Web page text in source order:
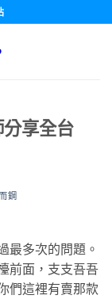
享全台
鋼
最多次的問題。
前面，支支吾吾
們這裡有賣那款